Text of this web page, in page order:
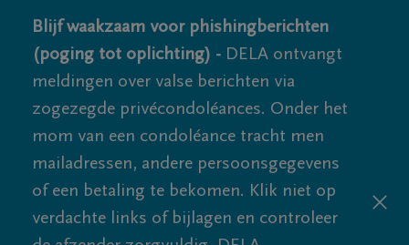
Blijf waakzaam voor phishingberichten
(poging tot oplichting) - DELA ontvangt
meldingen over valse berichten via
zogezegde privécondoléances. Onder het
mom van een condoléance tracht men
mailadressen, andere persoonsgegevens
of een betaling te bekomen. Klik niet op
verdachte links of bijlagen en controleer